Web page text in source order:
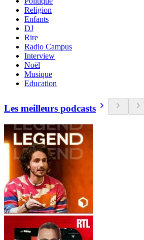
Religion
Enfants
DJ
Rire
Radio Campus
Interview
Noël
Musique
Education
Les meilleurs podcasts